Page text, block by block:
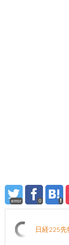
error 0
日経225